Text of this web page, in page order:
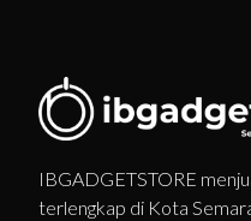
IBGADGETSTORE
terlengkap di Kota